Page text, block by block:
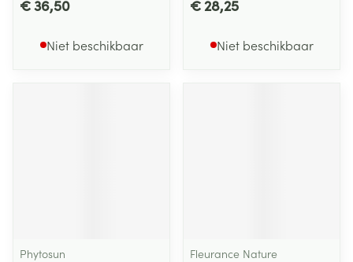
€ 36,50
Niet beschikbaar
€ 28,25
Niet beschikbaar
Phytosun
Fleurance Nature